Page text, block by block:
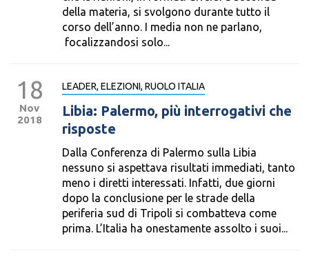
della materia, si svolgono durante tutto il
corso dell’anno. I media non ne parlano,
focalizzandosi solo...
18
Nov
2018
LEADER, ELEZIONI, RUOLO ITALIA
Libia: Palermo, più interrogativi che
risposte
Dalla Conferenza di Palermo sulla Libia
nessuno si aspettava risultati immediati, tanto
meno i diretti interessati. Infatti, due giorni
dopo la conclusione per le strade della
periferia sud di Tripoli si combatteva come
prima. L’Italia ha onestamente assolto i suoi...